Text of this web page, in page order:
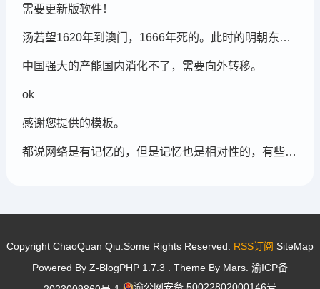
需要更新版软件！
汤若望1620年到澳门，1666年死的。此时的明朝东北地区已经被后金国成立了，在明朝灭亡的崇祯年间，汤若望还能和明朝天文学家一起到东北地区做这个制定历法的比赛，很强大啊。鹤岗，在今天的黑龙江省东部的鹤岗市
中国强大的产能国内消化不了，需要向外转移。
ok
感谢您提供的模板。
都说网络是有记忆的，但是记忆也是相对性的，有些记忆可能被屏蔽，也可能被遗忘。
Copyright ChaoQuan Qiu.Some Rights Reserved. RSS订阅 SiteMap
Powered By Z-BlogPHP 1.7.3 . Theme By Mars. 渝ICP备